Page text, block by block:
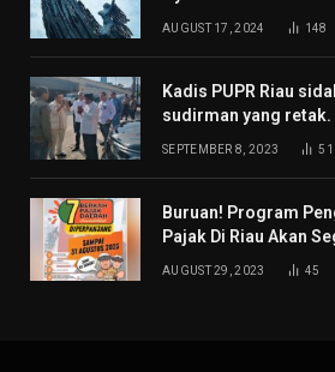
AUGUST 17, 2024 148
Kadis PUPR Riau
sudirman yang retak.
SEPTEMBER 8, 2023 51
Buruan! Program
Pajak Di Riau Akan
AUGUST 29, 2023 45